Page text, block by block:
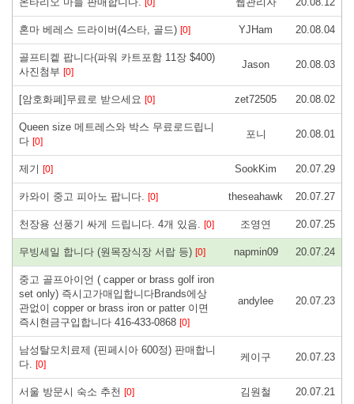
[0]
혼마 베레스 드라이버(4스타, 골드) [0] YJHam 20.08.04
골프티켙 팝니다(파워 카트포함 11장 $400)
사진첨부 [0]
Jason 20.08.03
[암호화폐]무료로 받으세요 [0] zet72505 20.08.02
Queen size 메트레스와 박스 무료로드립니
다 [0]
포니 20.08.01
제기 [0] SookKim 20.07.29
카와이 중고 피아노 팝니다. [0] theseahawk 20.07.27
천장용 선풍기 싸게 드립니다. 4개 있음. [0] 조영연 20.07.25
무빙세일 합니다 (원목장식장 서랍 등) [0] napmin09 20.07.24
중고 골프아이언 ( capper or brass golf iron
set only) 즉시고가매입합니다Brands에상
관없이 copper or brass iron or patter 이면
즉시현금구입합니다 416-433-0868 [0]
andylee 20.07.23
남성탈모치료제 (핀페시아 600정) 판매합니
다. [0]
케이구 20.07.23
서울 방문시 숙소 추천 [0] 김원철 20.07.21